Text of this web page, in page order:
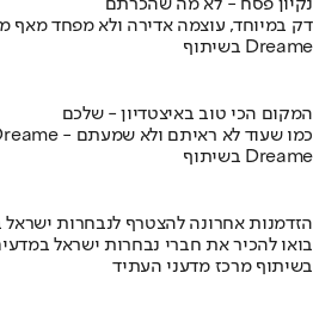
נקיון פסח - לא מה שהכרתם
דק במיוחד, עוצמה אדירה ולא מפחד
בשיתוף Dreame
המקום הכי טוב באיצטדיון - שלכם
המונדיאל עם מסכי Dreame - כמו שעוד לא ראיתם ולא שמעתם
בשיתוף Dreame
הזדמנות אחרונה להצטרף לנבחרות ישראל
בואו להכיר את חברי נבחרות ישראל
בשיתוף מרכז מדעני העתיד